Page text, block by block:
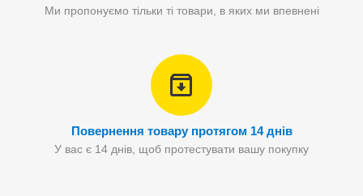
Ми пропонуємо тільки ті товари, в яких ми впевнені
Повернення товару протягом 14 днів
У вас є 14 днів, щоб протестувати вашу покупку